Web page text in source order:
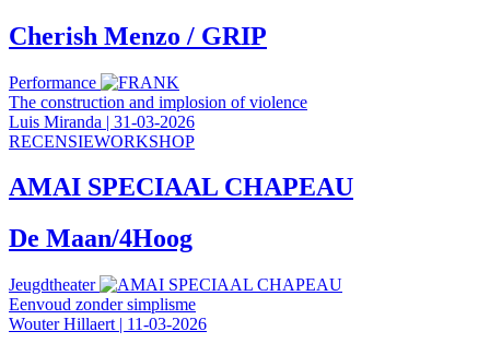
Cherish Menzo / GRIP
Performance
The construction and implosion of violence
Luis Miranda | 31-03-2026
RECENSIEWORKSHOP
AMAI SPECIAAL CHAPEAU
De Maan/4Hoog
Jeugdtheater
Eenvoud zonder simplisme
Wouter Hillaert | 11-03-2026